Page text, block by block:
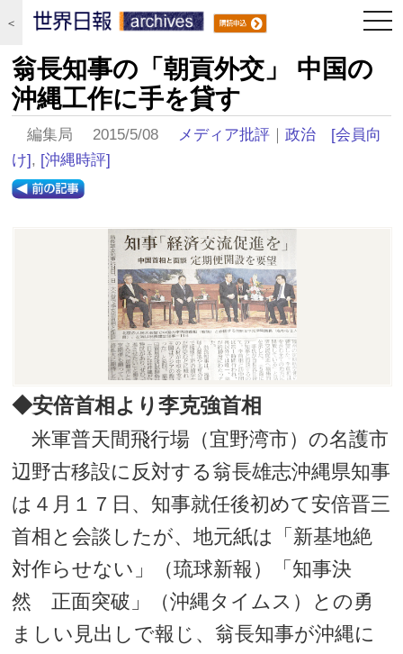
＜
翁長知事の「朝貢外交」 中国の
沖縄工作に手を貸す
編集局 2015/5/08 メディア批評 ｜政治
[会員向
け], [沖縄時評]
◆安倍首相より李克強首相
米軍普天間飛行場（宜野湾市）の名護市
辺野古移設に反対する翁長雄志沖縄県知事
は４月１７日、知事就任後初めて安倍晋三
首相と会談したが、地元紙は「新基地絶
対作らせない」（琉球新報）「知事決
然 正面突破」（沖縄タイムス）との勇
ましい見出しで報じ、翁長知事が沖縄に